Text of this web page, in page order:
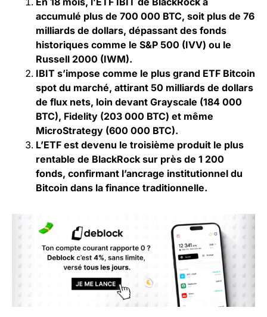
accumulé plus de 700 000 BTC, soit plus de 76
milliards de dollars, dépassant des fonds
historiques comme le S&P 500 (IVV) ou le
Russell 2000 (IWM).
IBIT s’impose comme le plus grand ETF Bitcoin
spot du marché, attirant 50 milliards de dollars
de flux nets, loin devant Grayscale (184 000
BTC), Fidelity (203 000 BTC) et même
MicroStrategy (600 000 BTC).
L’ETF est devenu le troisième produit le plus
rentable de BlackRock sur près de 1 200
fonds, confirmant l’ancrage institutionnel du
Bitcoin dans la finance traditionnelle.